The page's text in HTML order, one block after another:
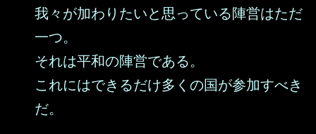
我々が加わりたいと思っている陣営はただ
一つ。
それは平和の陣営である。
これにはできるだけ多くの国が参加すべき
だ。